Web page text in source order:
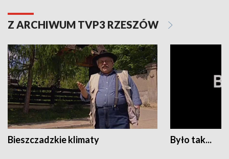
Z ARCHIWUM TVP3 RZESZÓW
Bieszczadzkie klimaty Było tak...